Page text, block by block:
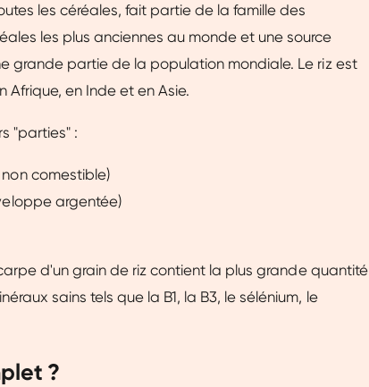
les céréales, fait partie de la famille des
les plus anciennes au monde et une source
grande partie de la population mondiale. Le riz est
Afrique, en Inde et en Asie.
"parties" :
comestible)
argentée)
d'un grain de riz contient la plus grande quantité
sains tels que la B1, la B3, le sélénium, le
?